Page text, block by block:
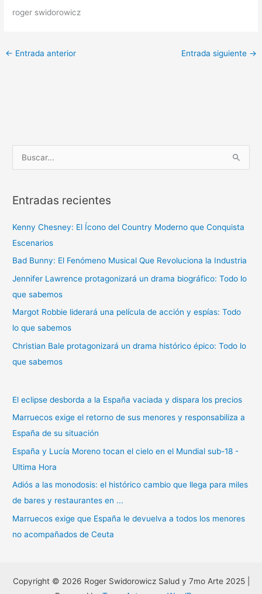
roger swidorowicz
← Entrada anterior Entrada siguiente →
u
c
r
p
o
r
:
Entradas recientes
Kenny Chesney: El Ícono del Country Moderno que Conquista
Escenarios
Bad Bunny: El Fenómeno Musical Que Revoluciona la Industria
Jennifer Lawrence protagonizará un drama biográfico: Todo lo
que sabemos
Margot Robbie liderará una película de acción y espías: Todo
lo que sabemos
Christian Bale protagonizará un drama histórico épico: Todo lo
que sabemos
El eclipse desborda a la España vaciada y dispara los precios
Marruecos exige el retorno de sus menores y responsabiliza a
España de su situación
España y Lucía Moreno tocan el cielo en el Mundial sub-18 -
Ultima Hora
Adiós a las monodosis: el histórico cambio que llega para miles
de bares y restaurantes en ...
Marruecos exige que España le devuelva a todos los menores
no acompañados de Ceuta
Copyright © 2026 Roger Swidorowicz Salud y 7mo Arte 2025 |